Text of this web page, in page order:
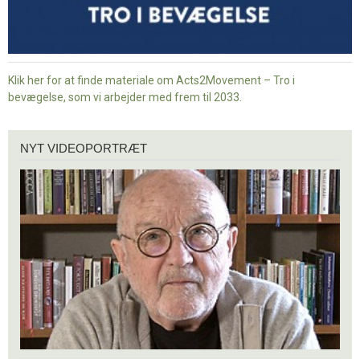
Klik her for at finde materiale om Acts2Movement – Tro i
bevægelse, som vi arbejder med frem til 2033.
videoportræt
NYT VIDEOPORTRÆT